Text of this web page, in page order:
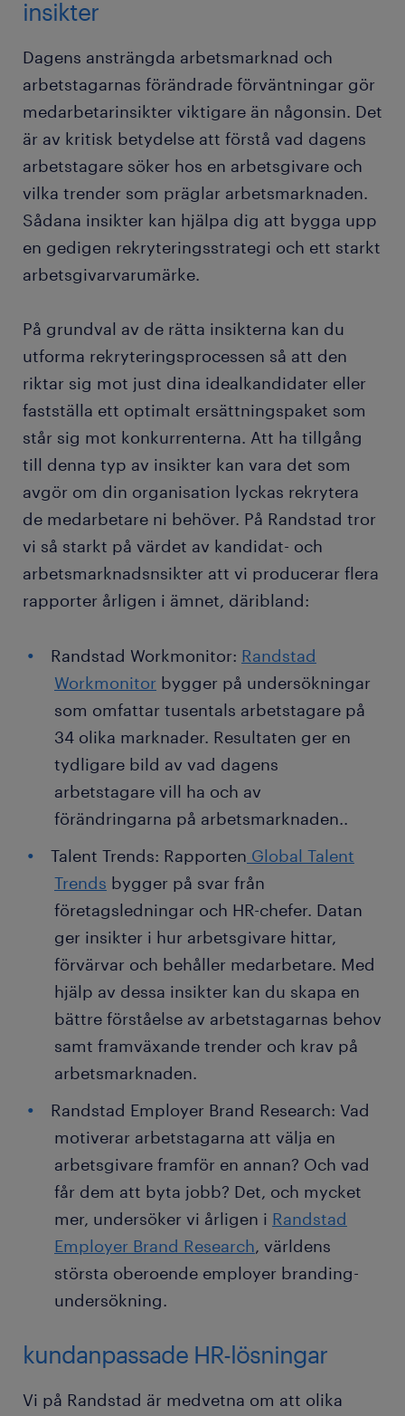
insikter
Dagens ansträngda arbetsmarknad och
arbetstagarnas förändrade förväntningar gör
medarbetarinsikter viktigare än någonsin. Det
är av kritisk betydelse att förstå vad dagens
arbetstagare söker hos en arbetsgivare och
vilka trender som präglar arbetsmarknaden.
Sådana insikter kan hjälpa dig att bygga upp
en gedigen rekryteringsstrategi och ett starkt
arbetsgivarvarumärke.
På grundval av de rätta insikterna kan du
utforma rekryteringsprocessen så att den
riktar sig mot just dina idealkandidater eller
fastställa ett optimalt ersättningspaket som
står sig mot konkurrenterna. Att ha tillgång
till denna typ av insikter kan vara det som
avgör om din organisation lyckas rekrytera
de medarbetare ni behöver. På Randstad tror
vi så starkt på värdet av kandidat- och
arbetsmarknadsnsikter att vi producerar flera
rapporter årligen i ämnet, däribland:
Randstad Workmonitor: Randstad
Workmonitor bygger på undersökningar
som omfattar tusentals arbetstagare på
34 olika marknader. Resultaten ger en
tydligare bild av vad dagens
arbetstagare vill ha och av
förändringarna på arbetsmarknaden..
Talent Trends: Rapporten Global Talent
Trends bygger på svar från
företagsledningar och HR-chefer. Datan
ger insikter i hur arbetsgivare hittar,
förvärvar och behåller medarbetare. Med
hjälp av dessa insikter kan du skapa en
bättre förståelse av arbetstagarnas behov
samt framväxande trender och krav på
arbetsmarknaden.
Randstad Employer Brand Research: Vad
motiverar arbetstagarna att välja en
arbetsgivare framför en annan? Och vad
får dem att byta jobb? Det, och mycket
mer, undersöker vi årligen i Randstad
Employer Brand Research, världens
största oberoende employer branding-
undersökning.
kundanpassade HR-lösningar
Vi på Randstad är medvetna om att olika